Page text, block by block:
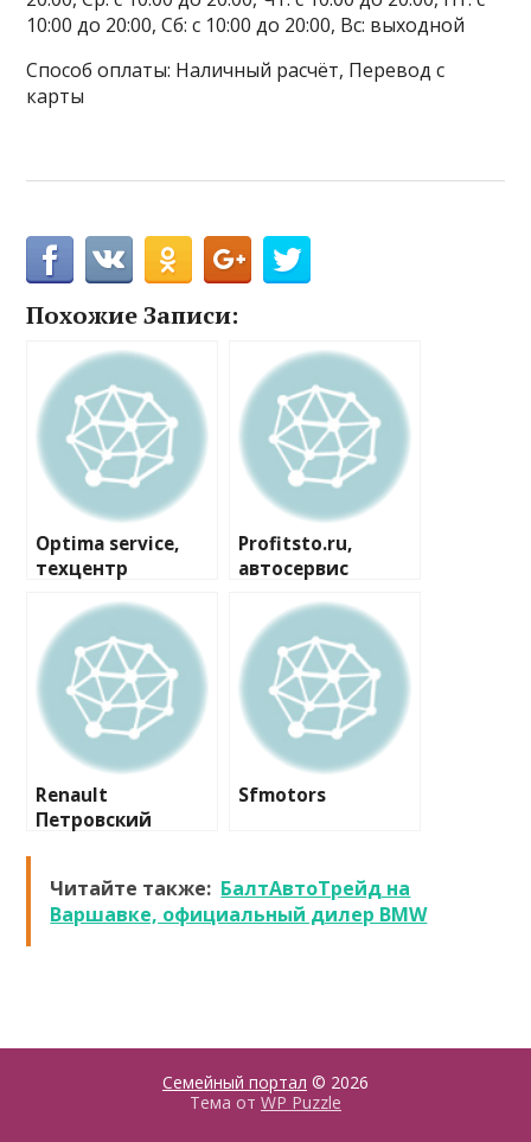
10:00 до 20:00, Сб: с 10:00 до 20:00, Вс: выходной
Способ оплаты: Наличный расчёт, Перевод с
карты
Похожие Записи:
Optima service,
техцентр
Profitsto.ru,
автосервис
Renault
Петровский
Sfmotors
Читайте также: БалтАвтоТрейд на
Варшавке, официальный дилер BMW
Семейный портал © 2026
Тема от WP Puzzle